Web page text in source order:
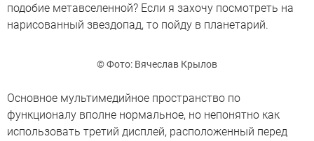
подобие метавселенной? Если я захочу посмотреть на
нарисованный звездопад, то пойду в планетарий.
© Фото: Вячеслав Крылов
Основное мультимедийное пространство по
функционалу вполне нормальное, но непонятно как
использовать третий дисплей, расположенный перед